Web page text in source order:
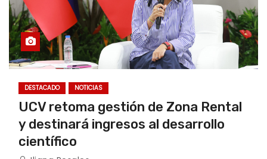
DESTACADO NOTICIAS
UCV retoma gestión de Zona Rental
y destinará ingresos al desarrollo
científico